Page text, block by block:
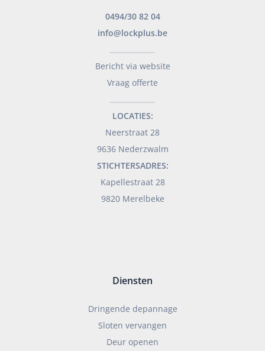
0494/30 82 04
info@lockplus.be
Bericht via website
Vraag offerte
LOCATIES:
Neerstraat 28
9636 Nederzwalm
STICHTERSADRES:
Kapellestraat 28
9820 Merelbeke
Diensten
Dringende depannage
Sloten vervangen
Deur openen